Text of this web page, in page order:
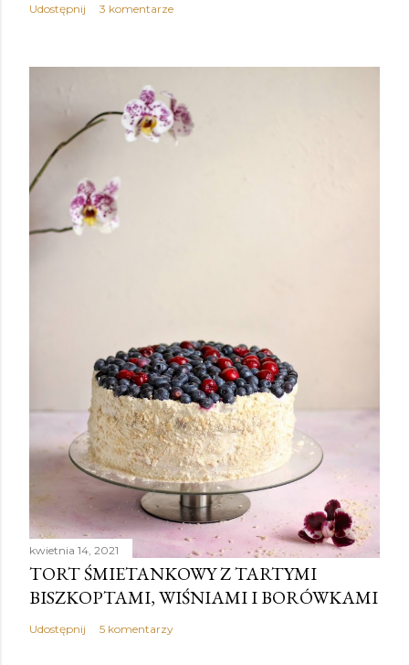
Udostępnij 3 komentarze
kwietnia 14, 2021
TORT ŚMIETANKOWY Z TARTYMI
BISZKOPTAMI, WIŚNIAMI I BORÓWKAMI
Udostępnij 5 komentarzy